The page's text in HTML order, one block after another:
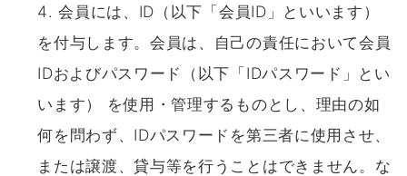
会員には、ID（以下「会員ID」といいます）
を付与します。会員は、自己の責任において会員
IDおよびパスワード（以下「IDパスワード」とい
います） を使用・管理するものとし、理由の如
何を問わず、IDパスワードを第三者に使用させ、
または譲渡、貸与等を行うことはできません。な